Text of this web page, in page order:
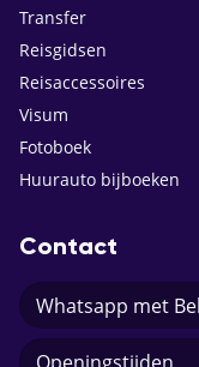
Transfer
Reisgidsen
Reisaccessoires
Visum
Fotoboek
Huurauto bijboeken
Contact
Whatsapp met
Openingstijden